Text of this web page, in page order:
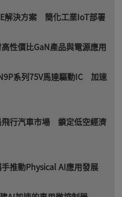
解決方案 簡化工業IoT部署
性價比GaN產品與電源應用
系列75V馬達驅動IC 加速
飛行汽車市場 鎖定低空經濟
推動Physical AI應用發展